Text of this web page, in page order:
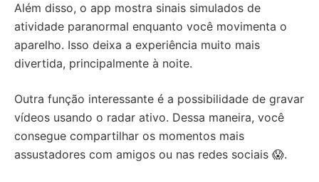
Além disso, o app mostra sinais simulados de
atividade paranormal enquanto você movimenta o
aparelho. Isso deixa a experiência muito mais
divertida, principalmente à noite.
Outra função interessante é a possibilidade de gravar
vídeos usando o radar ativo. Dessa maneira, você
consegue compartilhar os momentos mais
assustadores com amigos ou nas redes sociais 😱.